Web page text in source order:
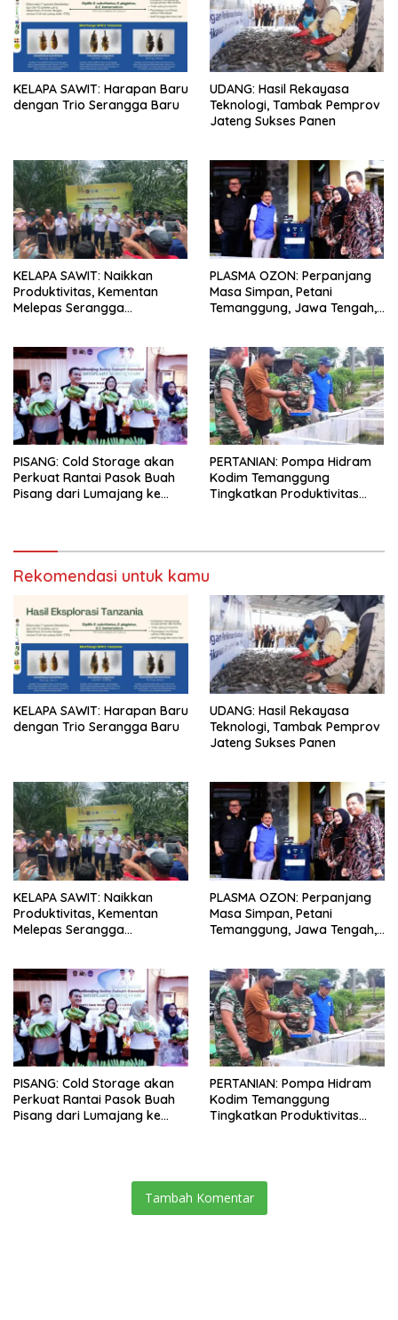
KELAPA SAWIT: Harapan Baru
dengan Trio Serangga Baru
UDANG: Hasil Rekayasa
Teknologi, Tambak Pemprov
Jateng Sukses Panen
KELAPA SAWIT: Naikkan
Produktivitas, Kementan
Melepas Serangga
PLASMA OZON: Perpanjang
Masa Simpan, Petani
Temanggung, Jawa Tengah,
PISANG: Cold Storage akan
Perkuat Rantai Pasok Buah
Pisang dari Lumajang ke
PERTANIAN: Pompa Hidram
Kodim Temanggung
Tingkatkan Produktivitas
Rekomendasi untuk kamu
KELAPA SAWIT: Harapan Baru
dengan Trio Serangga Baru
UDANG: Hasil Rekayasa
Teknologi, Tambak Pemprov
Jateng Sukses Panen
KELAPA SAWIT: Naikkan
Produktivitas, Kementan
Melepas Serangga
PLASMA OZON: Perpanjang
Masa Simpan, Petani
Temanggung, Jawa Tengah,
PISANG: Cold Storage akan
Perkuat Rantai Pasok Buah
Pisang dari Lumajang ke
PERTANIAN: Pompa Hidram
Kodim Temanggung
Tingkatkan Produktivitas
Tambah Komentar